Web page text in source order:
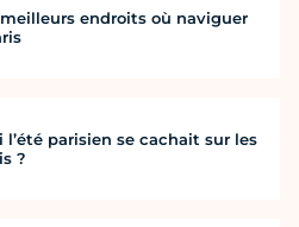
meilleurs endroits où naviguer
l’été parisien se cachait sur les
?